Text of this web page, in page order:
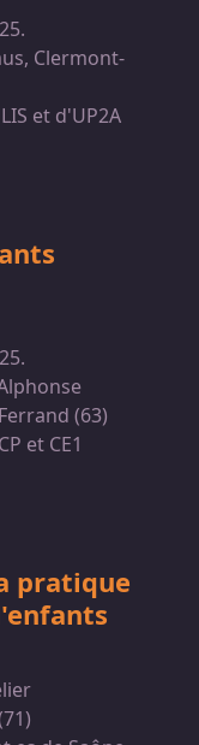
Clermont-
et d'UP2A
(63)
et CE1
pratique